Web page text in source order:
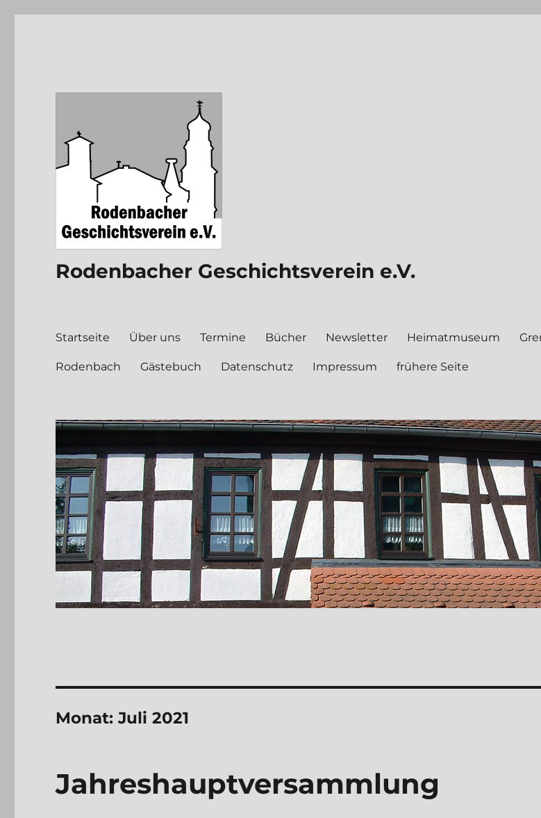
Rodenbacher Geschichtsverein e.V.
Startseite Über uns Termine Bücher Newsletter Heimatmuseum
Rodenbach Gästebuch Datenschutz Impressum frühere Seite
Monat:Juli 2021
Jahreshauptversammlung